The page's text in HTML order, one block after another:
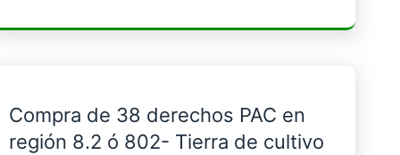
Compra de 38 derechos PAC en
región 8.2 ó 802- Tierra de cultivo